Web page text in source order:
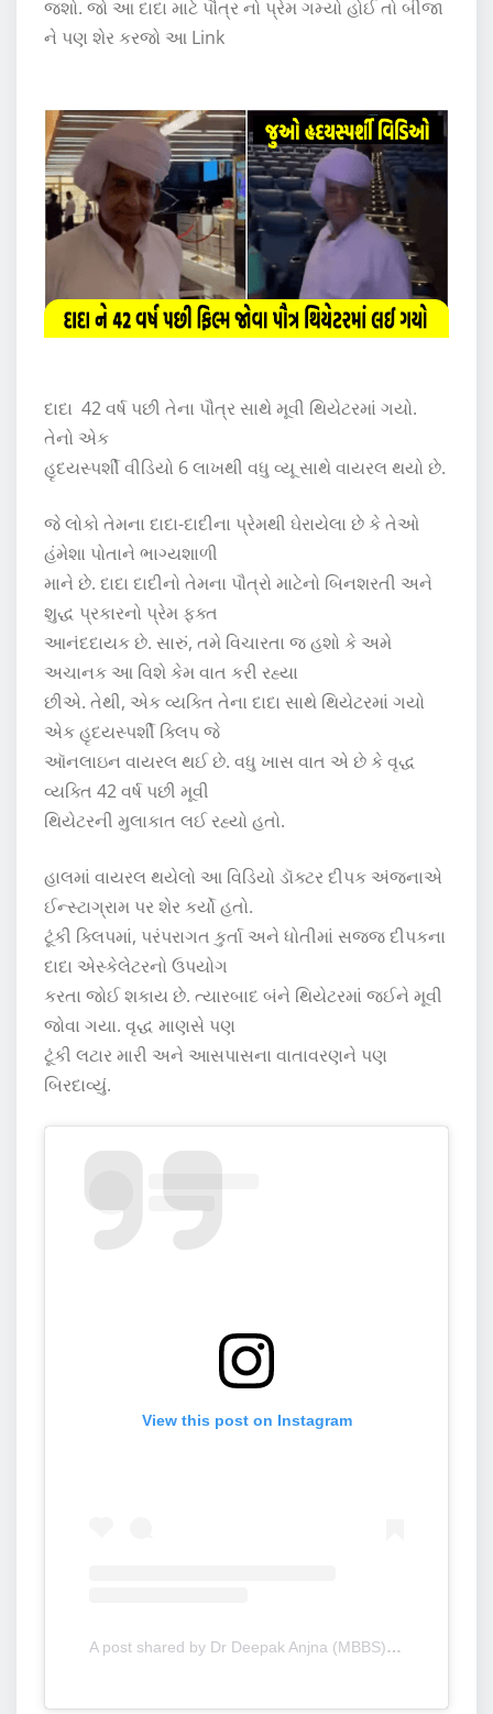
જશો. જો આ દાદા માટે પૌત્ર નો પ્રેમ ગમ્યો હોઈ તો બીજા
ને પણ શેર કરજો આ Link
દાદા 42 વર્ષ પછી તેના પૌત્ર સાથે મૂવી થિયેટરમાં ગયો.
તેનો એક
હૃદયસ્પર્શી વીડિયો 6 લાખથી વધુ વ્યૂ સાથે વાયરલ થયો છે.
જે લોકો તેમના દાદા-દાદીના પ્રેમથી ઘેરાયેલા છે કે તેઓ
હંમેશા પોતાને ભાગ્યશાળી
માને છે. દાદા દાદીનો તેમના પૌત્રો માટેનો બિનશરતી અને
શુદ્ધ પ્રકારનો પ્રેમ ફક્ત
આનંદદાયક છે. સારું, તમે વિચારતા જ હશો કે અમે
અચાનક આ વિશે કેમ વાત કરી રહ્યા
છીએ. તેથી, એક વ્યક્તિ તેના દાદા સાથે થિયેટરમાં ગયો
એક હૃદયસ્પર્શી ક્લિપ જે
ઑનલાઇન વાયરલ થઈ છે. વધુ ખાસ વાત એ છે કે વૃદ્ધ
વ્યક્તિ 42 વર્ષ પછી મૂવી
થિયેટરની મુલાકાત લઈ રહ્યો હતો.
હાલમાં વાયરલ થયેલો આ વિડિયો ડૉક્ટર દીપક અંજનાએ
ઈન્સ્ટાગ્રામ પર શેર કર્યો હતો.
ટૂંકી ક્લિપમાં, પરંપરાગત કુર્તા અને ધોતીમાં સજ્જ દીપકના
દાદા એસ્કેલેટરનો ઉપયોગ
કરતા જોઈ શકાય છે. ત્યારબાદ બંને થિયેટરમાં જઈને મૂવી
જોવા ગયા. વૃદ્ધ માણસે પણ
ટૂંકી લટાર મારી અને આસપાસના વાતાવરણને પણ
બિરદાવ્યું.
View this post on Instagram
A post shared by Dr Deepak Anjn️a (MBBS) (@dr_.deepak)